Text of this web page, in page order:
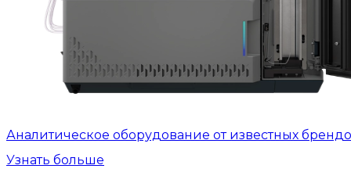
Аналитическое оборудование от известных
Узнать больше